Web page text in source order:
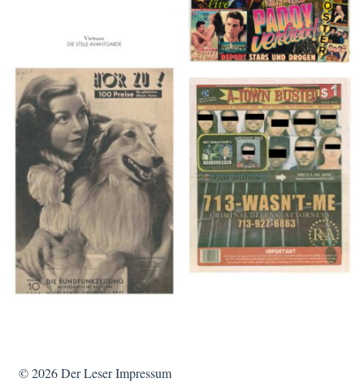
HÖR ZU! – 1949,
NUMMER 10, Woche
vom 27. Februar bis 05.
März
A-TOWN BUSTED –
8/15/16–9/1/16
© 2026Der Leser Impressum